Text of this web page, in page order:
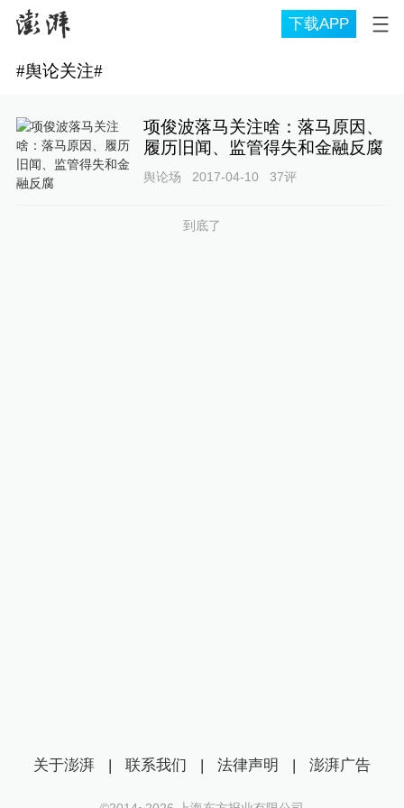
下载APP
#舆论关注#
项俊波落马关注啥：落马原因、
履历旧闻、监管得失和金融反腐
舆论场 2017-04-10 37评
到底了
关于澎湃 | 联系我们 | 法律声明 | 澎湃广告